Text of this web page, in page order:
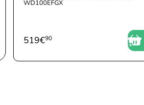
WD100EFGX
519€90